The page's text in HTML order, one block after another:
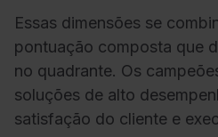
Essas dimensões se
pontuação composta que
no quadrante. Os
soluções de alto
satisfação do cliente e